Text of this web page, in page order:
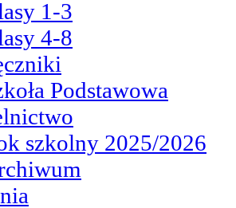
1-3
4-8
Podstawowa
szkolny 2025/2026